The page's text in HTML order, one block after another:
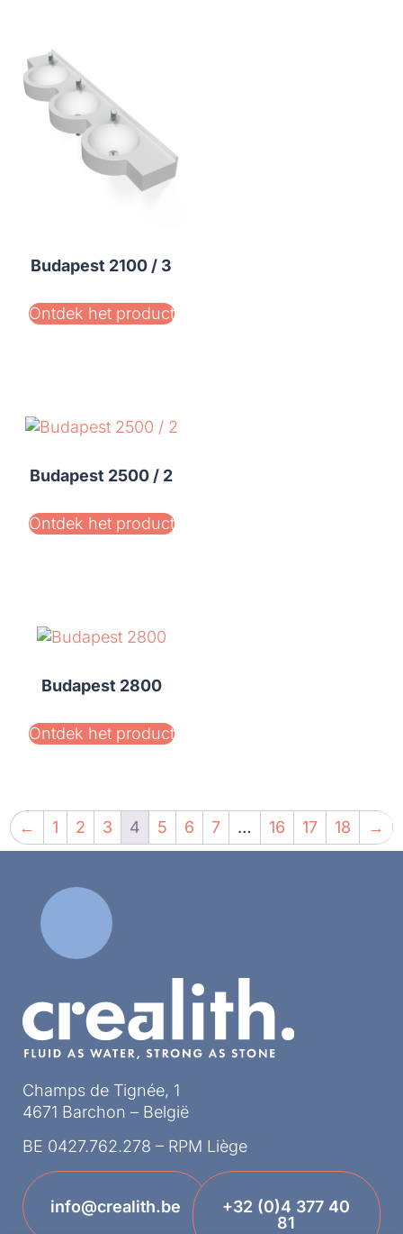
Budapest 2100 / 3
Ontdek het product
Budapest 2500 / 2
Ontdek het product
Budapest 2800
Ontdek het product
← 1 2 3 4 5 6 7 … 16 17 18 →
Champs de Tignée, 1
4671 Barchon – België
BE 0427.762.278 – RPM Liège
info@crealith.be
+32 (0)4 377 40
81